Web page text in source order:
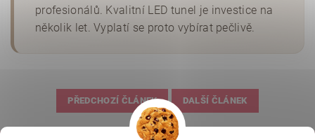
profesionálů. Kvalitní LED tunel je investice na
několik let. Vyplatí se proto vybírat pečlivě.
PŘEDCHOZÍ ČLÁNEK DALŠÍ ČLÁNEK